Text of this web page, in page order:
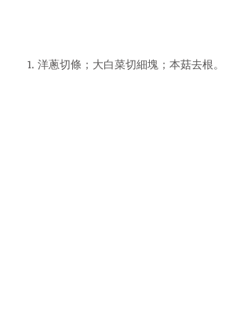
1. 洋蔥切條；大白菜切細塊；本菇去根。